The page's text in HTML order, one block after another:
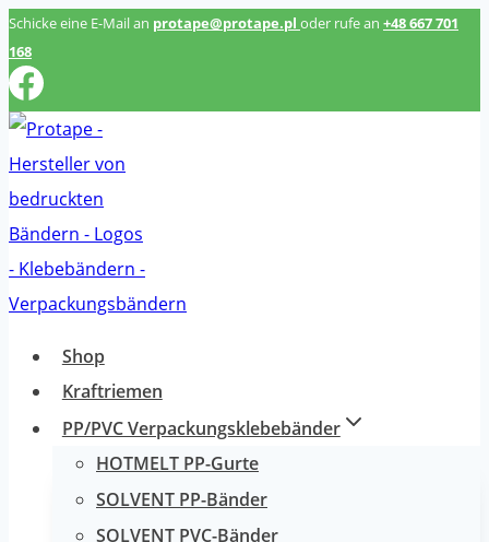
Zum
Inhalt
springen
Schicke eine E-Mail an protape@protape.pl oder rufe an +48 667 701
168
Shop
Kraftriemen
PP/PVC Verpackungsklebebänder
HOTMELT PP-Gurte
SOLVENT PP-Bänder
SOLVENT PVC-Bänder